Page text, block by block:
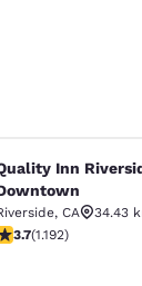
Inn
, CA
34.43
3.66
3.7(1.192)